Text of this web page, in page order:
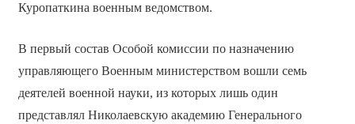
Куропаткина военным ведомством.
В первый состав Особой комиссии по назначению
управляющего Военным министерством вошли семь
деятелей военной науки, из которых лишь один
представлял Николаевскую академию Генерального